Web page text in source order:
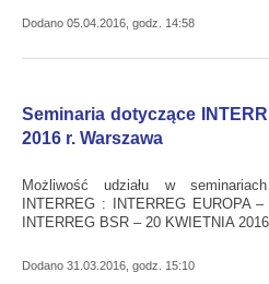
Dodano 05.04.2016, godz. 14:58
Seminaria dotyczące
2016 r. Warszawa
Możliwość udziału w
INTERREG : INTERREG EUROPA
INTERREG BSR – 20 KWIETNIA 2016
Dodano 31.03.2016, godz. 15:10